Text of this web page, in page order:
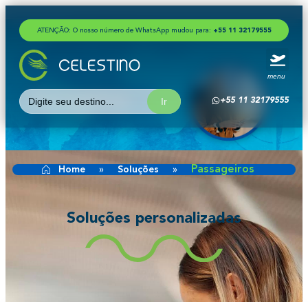
ATENÇÃO: O nosso número de WhatsApp mudou para: + 55 1 1 321 79555
menu
Search
for:
+55 11 32179555
Passageiros
Home » Soluções » Passageiros
Soluções personalizadas